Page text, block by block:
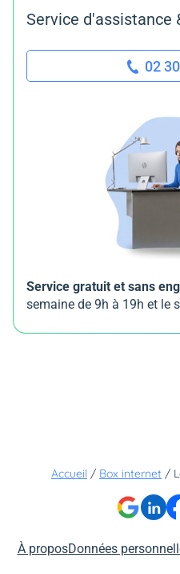
Service d'assistance
02
Service gratuit et sans
semaine de 9h à 19h et le
Accueil / Box internet /
À proposDonnées